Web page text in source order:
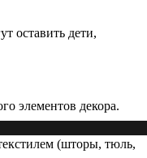
оставить дети,
элементов декора.
(шторы, тюль,